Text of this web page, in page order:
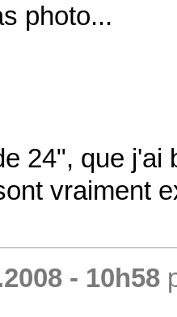
photo...
24", que j'ai
vraiment
- 10h58